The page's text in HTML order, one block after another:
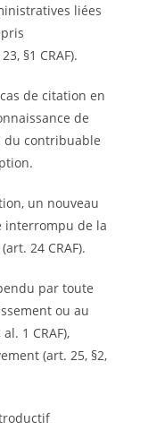
liées
§1 CRAF).
de citation en
de
du contribuable
un nouveau
interrompu de la
24 CRAF).
par toute
ou au
1 CRAF),
(art. 25, §2,